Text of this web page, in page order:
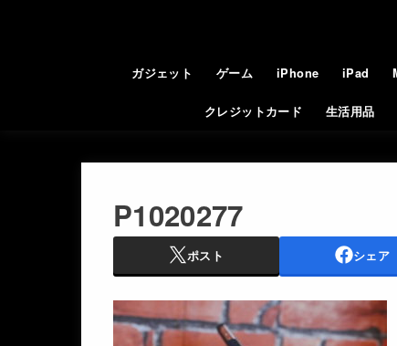
ガジェット ゲーム iPhone iPad
クレジットカード 生活用品
P1020277
ポスト シェア